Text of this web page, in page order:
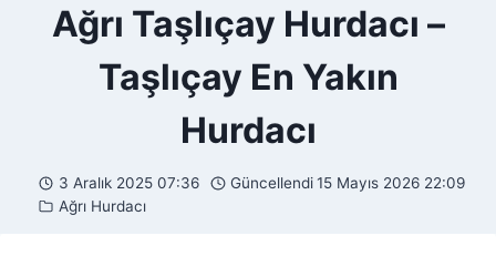
Ağrı Taşlıçay Hurdacı –
Taşlıçay En Yakın
Hurdacı
3 Aralık 2025 07:36 Güncellendi 15 Mayıs 2026 22:09
Ağrı Hurdacı